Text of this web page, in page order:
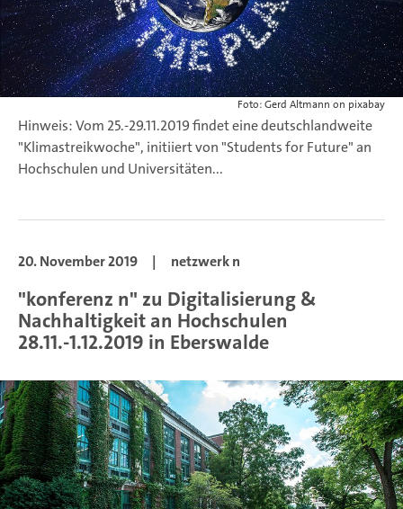
Foto: Gerd Altmann on pixabay
Hinweis: Vom 25.-29.11.2019 findet eine deutschlandweite
"Klimastreikwoche", initiiert von "Students for Future" an
Hochschulen und Universitäten...
20. November 2019 | netzwerk n
"konferenz n" zu Digitalisierung &
Nachhaltigkeit an Hochschulen
28.11.-1.12.2019 in Eberswalde